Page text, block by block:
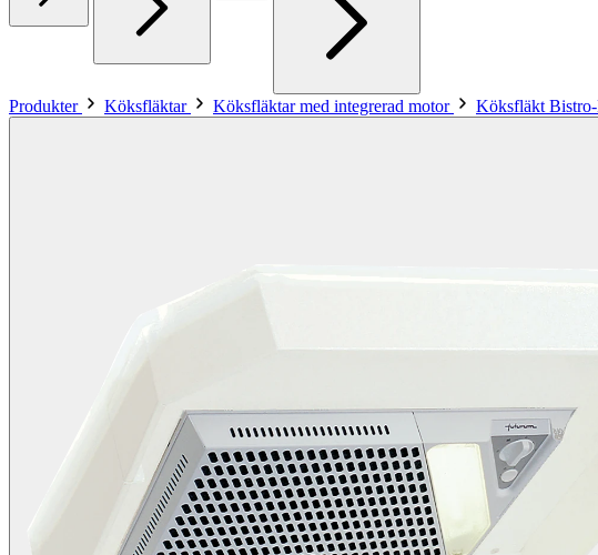
Produkter Köksfläktar Köksfläktar med integrerad motor Köksfläkt